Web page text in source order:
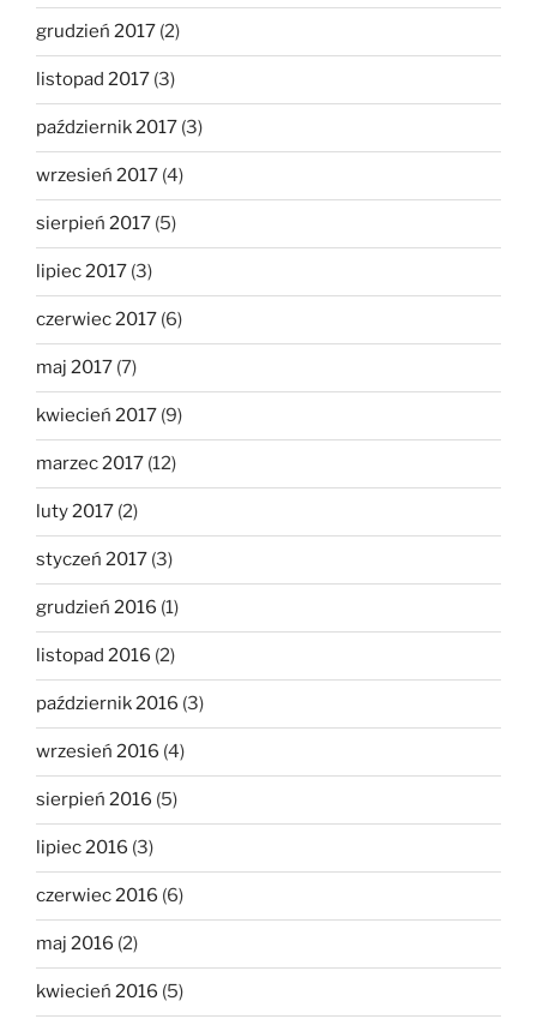
grudzień 2017 (2)
listopad 2017 (3)
październik 2017 (3)
wrzesień 2017 (4)
sierpień 2017 (5)
lipiec 2017 (3)
czerwiec 2017 (6)
maj 2017 (7)
kwiecień 2017 (9)
marzec 2017 (12)
luty 2017 (2)
styczeń 2017 (3)
grudzień 2016 (1)
listopad 2016 (2)
październik 2016 (3)
wrzesień 2016 (4)
sierpień 2016 (5)
lipiec 2016 (3)
czerwiec 2016 (6)
maj 2016 (2)
kwiecień 2016 (5)